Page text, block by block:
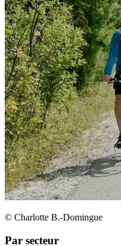
© Charlotte B.-Domingue
Par secteur